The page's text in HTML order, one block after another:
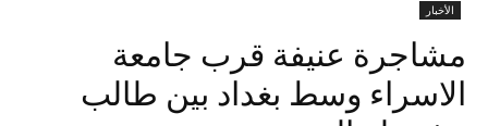
الأخبار
مشاجرة عنيفة قرب جامعة
الاسراء وسط بغداد بين طالب